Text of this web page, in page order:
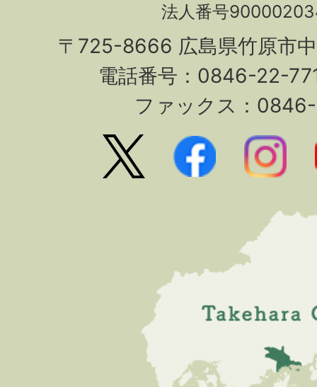
法人番号
〒725-8666 広島県竹原市
電話番号：0846-22-
ファックス：